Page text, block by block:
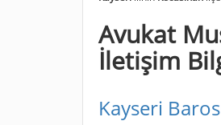
Avukat
İletişim
Kayseri